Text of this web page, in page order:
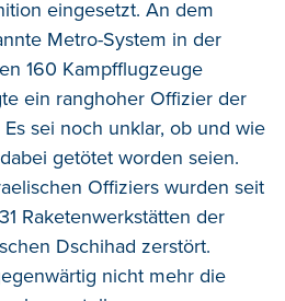
eingesetzt. An dem
Metro-System in der
160 Kampfflugzeuge
ein ranghoher Offizier der
sei noch unklar, ob und wie
getötet worden seien.
Offiziers wurden seit
Raketenwerkstätten der
Dschihad zerstört.
nicht mehr die